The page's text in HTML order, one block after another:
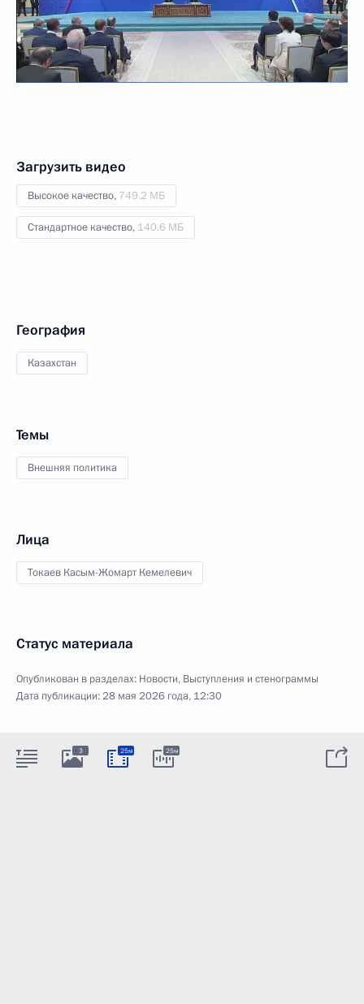
Загрузить видео
Высокое качество, 749.2 МБ
Стандартное качество, 140.6 МБ
География
Казахстан
Темы
Внешняя политика
Лица
Токаев Касым-Жомарт Кемелевич
Статус материала
Опубликован в разделах: Новости, Выступления и стенограммы
Дата публикации:28 мая 2026 года, 12:30
3 25м 25м